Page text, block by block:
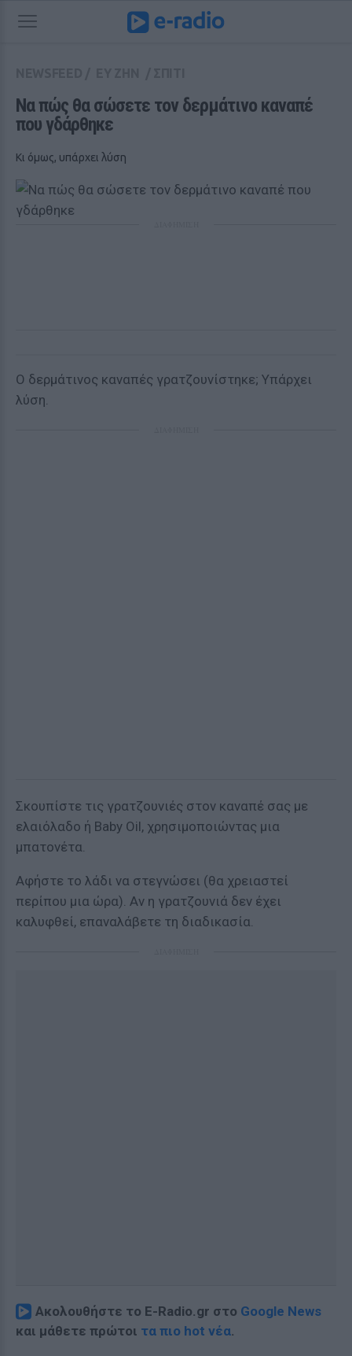
Να πώς θα σώσετε τον δερμάτινο καναπέ
που γδάρθηκε
Κι όμως, υπάρχει λύση
Ο δερμάτινος καναπές γρατζουνίστηκε; Υπάρχει
λύση.
Σκουπίστε τις γρατζουνιές στον καναπέ σας με
ελαιόλαδο ή Baby Oil, χρησιμοποιώντας μια
μπατονέτα.
Αφήστε το λάδι να στεγνώσει (θα χρειαστεί
περίπου μια ώρα). Αν η γρατζουνιά δεν έχει
καλυφθεί, επαναλάβετε τη διαδικασία.
Ακολουθήστε το E-Radio.gr στο Google News
και μάθετε πρώτοι τα πιο hot νέα.